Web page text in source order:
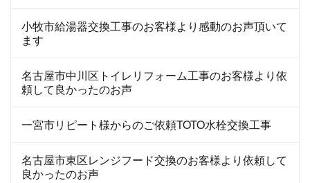
小牧市給湯器交換工事のお客様より感動のお声頂いて
ます
名古屋市中川区トイレリフォーム工事のお客様より依
頼して良かったのお声
一宮市リピート様からのご依頼TOTO水栓交換工事
名古屋市東区レンジフード交換のお客様より依頼して
良かったのお声